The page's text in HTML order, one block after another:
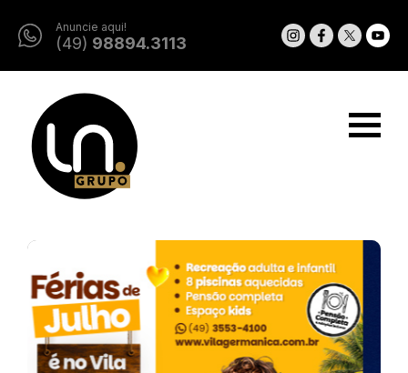
Anuncie aqui!
(49) 98894.3113